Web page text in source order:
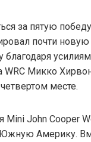
за пятую
почти
благодаря
WRC Микко
месте.
Mini John Cooper
Америку.